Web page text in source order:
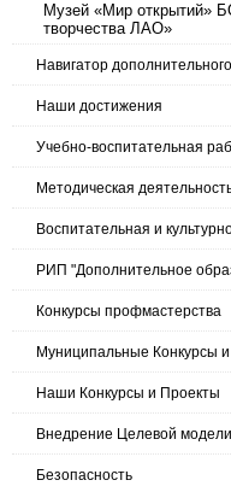
Музей «Мир открытий»
творчества ЛАО»
Навигатор
Наши достижения
Учебно-воспитательная
Методическая
Воспитательная и
РИП "Дополнительное
Конкурсы профмастерства
Муниципальные Конкурсы
Наши Конкурсы и Проекты
Внедрение Целевой
Безопасность